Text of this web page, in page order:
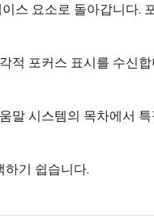
스 요소로 돌아갑니다.
포커스 표시를 수신
말 시스템의 목차에서
기 쉽습니다.